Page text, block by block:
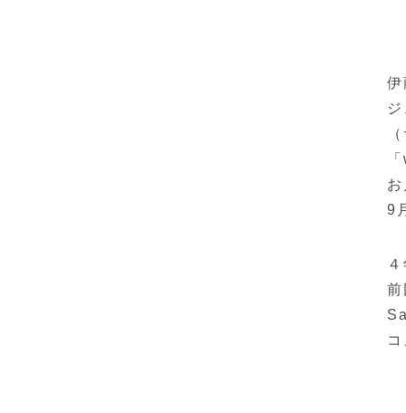
伊
お
9
前